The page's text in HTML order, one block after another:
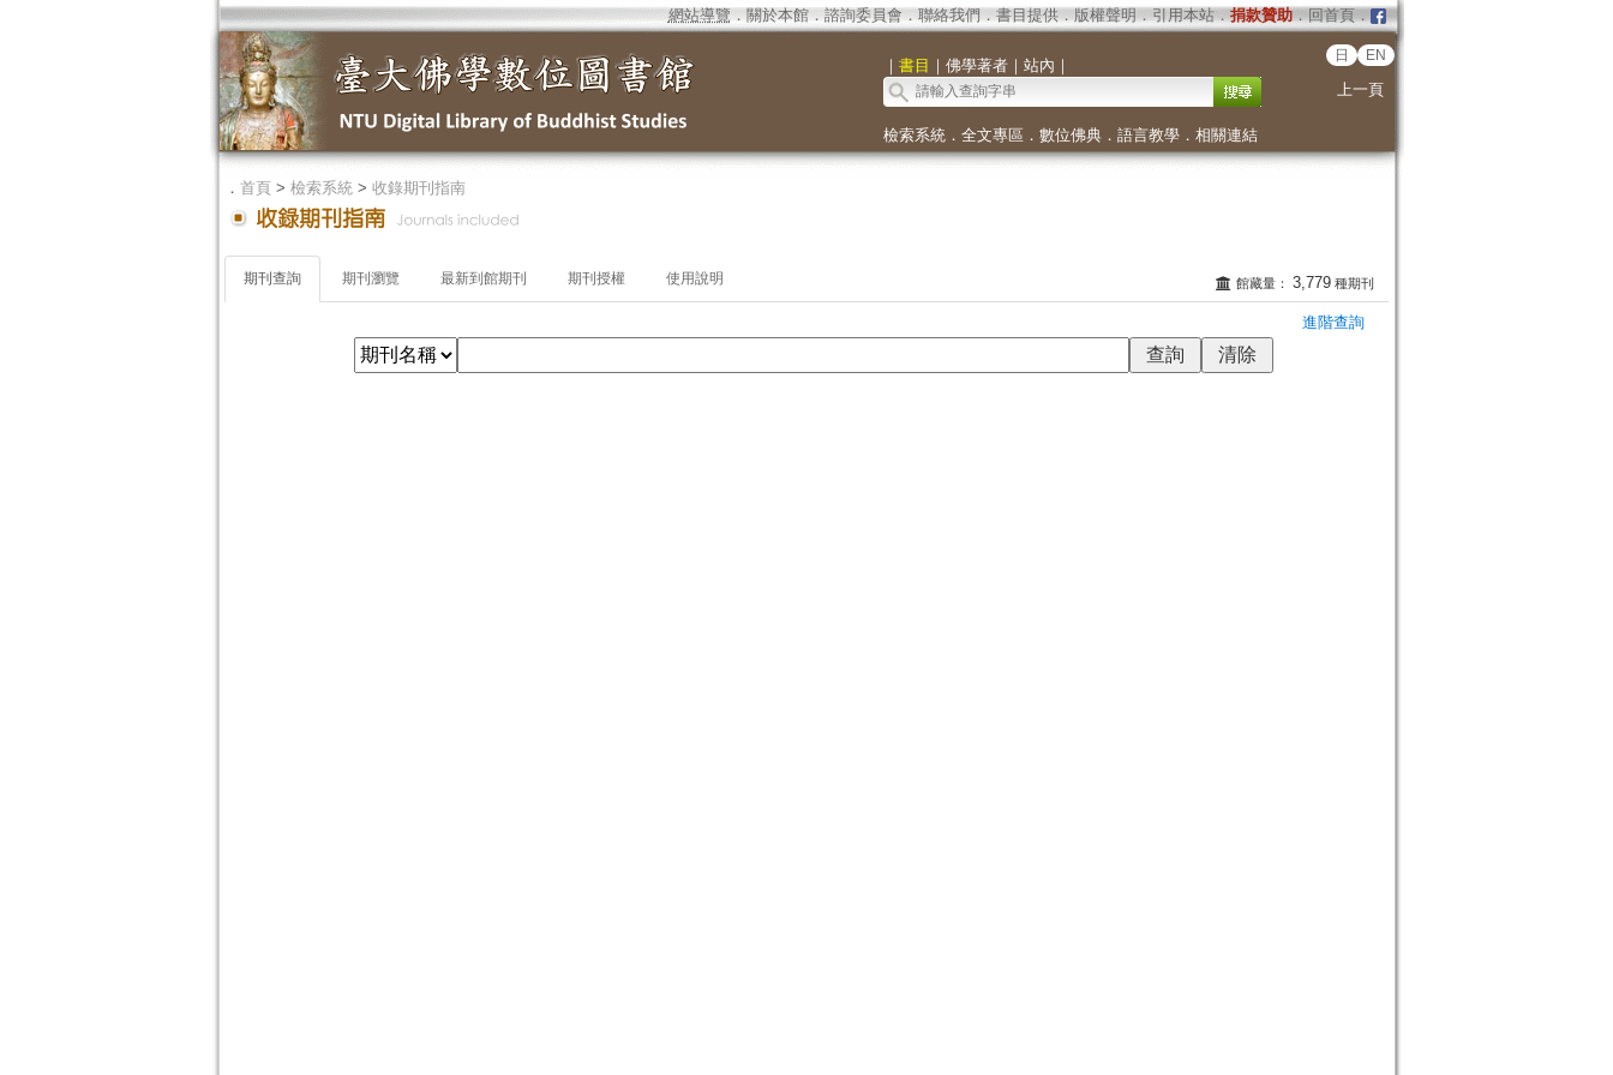
網站導覽 ． 關於本館． 諮詢委員會 ． 聯絡我們 ． 書目提供． 版權聲明． 引用本站．捐款贊助．回首頁．
｜ 書目 ｜ 佛學著者｜ 站內 ｜
日 EN
上一頁
檢索系統． 全文專區 ． 數位佛典． 語言教學． 相關連結
． 首頁> 檢索系統> 收錄期刊指南
期刊查詢 期刊瀏覽 最新到館期刊 期刊授權 使用說明 館藏量： 3,779種期刊
進階查詢